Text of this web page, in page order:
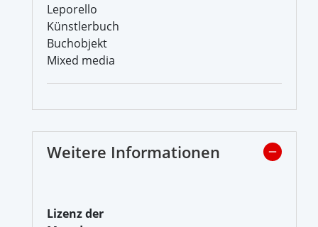
Leporello
Künstlerbuch
Buchobjekt
Mixed media
Weitere Informationen
Lizenz der